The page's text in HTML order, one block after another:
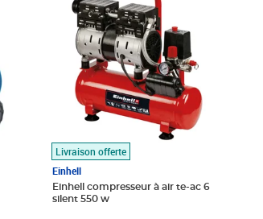
Livraison offerte
Einhell
Einhell compresseur à air te-ac 6
silent 550 w